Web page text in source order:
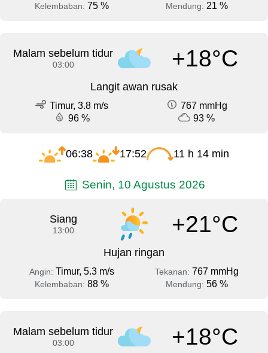
Kelembaban: 75 % Mendung: 21 %
Malam sebelum tidur
03:00 +18°C
Langit awan rusak
Timur, 3.8 m/s
767 mmHg
96 %
93 %
06:38 17:52 11 h 14 min
Senin, 10 Agustus 2026
Siang
13:00 +21°C
Hujan ringan
Angin: Timur, 5.3 m/s Tekanan: 767 mmHg
Kelembaban: 88 % Mendung: 56 %
Malam sebelum tidur
03:00 +18°C